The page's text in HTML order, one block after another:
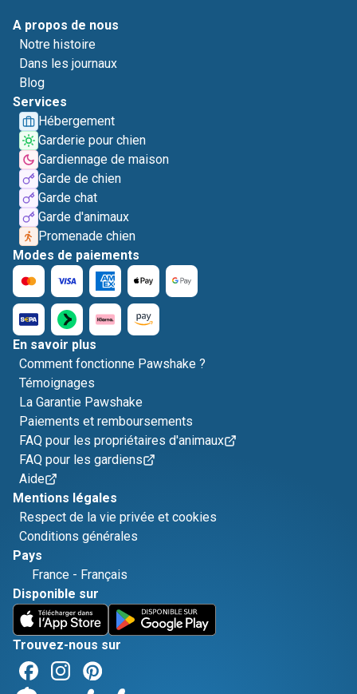
A propos de nous
Notre histoire
Dans les journaux
Blog
Services
Hébergement
Garderie pour chien
Gardiennage de maison
Garde de chien
Garde chat
Garde d'animaux
Promenade chien
Modes de paiements
En savoir plus
Comment fonctionne Pawshake ?
Témoignages
La Garantie Pawshake
Paiements et remboursements
FAQ pour les propriétaires d'animaux
FAQ pour les gardiens
Aide
Mentions légales
Respect de la vie privée et cookies
Conditions générales
Pays
France - Français
Disponible sur
Trouvez-nous sur